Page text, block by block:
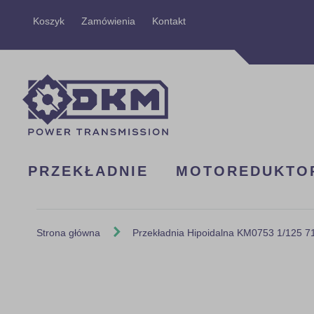
Koszyk Zamówienia KontaktPrzejdź
PRZEKŁADNIE
Strona główna Przekładnia Hipoidalna KM0753 1/125